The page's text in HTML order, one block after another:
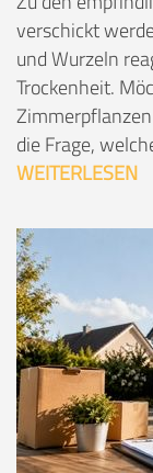
verschickt
und Wurzeln
Trockenheit.
die Frage,
WEITERLESEN